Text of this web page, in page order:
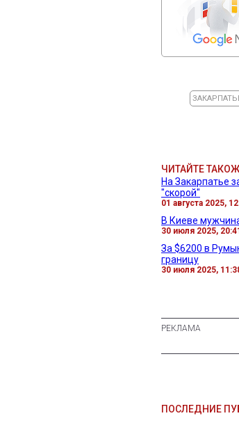
ЧИТАЙТЕ
На Закарпатье
"скорой"
01 августа 2025,
В Киеве
30 июля 2025,
За $6200 в
границу
30 июля 2025,
ПОСЛЕДНИЕ